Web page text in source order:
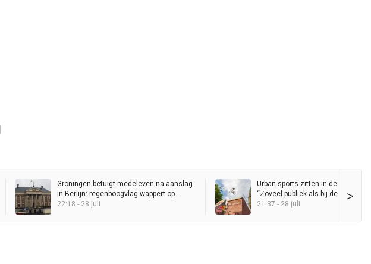
>
Groningen betuigt medeleven na aanslag
in Berlijn: regenboogvlag wappert op
Stadhuis
22:18 - 28 juli
Urban sports zitten in de lift in
“Zoveel publiek als bij de Red Bull
Ride heb ik nog nooit op de Grote
21:37 - 28 juli